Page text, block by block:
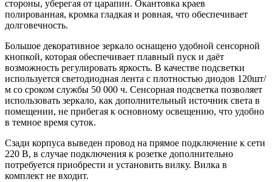
стороны, уберегая от царапин. Окантовка краев
полированная, кромка гладкая и ровная, что обеспечивает
долговечность.
Большое декоративное зеркало оснащено удобной сенсорной
кнопкой, которая обеспечивает плавный пуск и даёт
возможность регулировать яркость. В качестве подсветки
используется светодиодная лента с плотностью диодов 120шт/
м со сроком службы 50 000 ч. Сенсорная подсветка позволяет
использовать зеркало, как дополнительный источник света в
помещении, не прибегая к основному освещению, что удобно
в темное время суток.
Сзади корпуса выведен провод на прямое подключение к сети
220 В, в случае подключения к розетке дополнительно
потребуется приобрести и установить вилку. Вилка в
комплект не входит.